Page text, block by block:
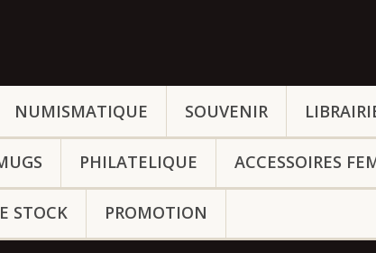
NUMISMATIQUE SOUVENIR
PHILATELIQUE ACCESSOIRES
STOCK PROMOTION